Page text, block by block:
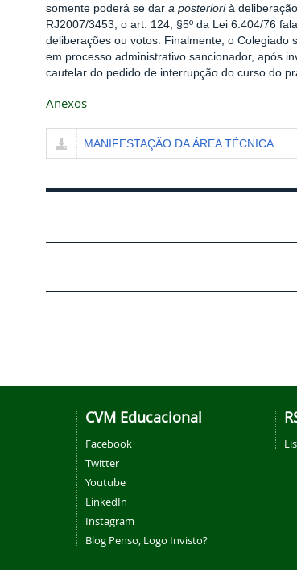
somente poderá se dar a posteriorià
RJ2007/3453, o art. 124, §5º da Lei 6.404/76
deliberações ou votos. Finalmente, o Colegiado
em processo administrativo sancionador, após
cautelar do pedido de interrupção do curso do
Anexos
MANIFESTAÇÃO DA ÁREA TÉCNICA
CVM Educacional
Facebook
Twitter
Youtube
LinkedIn
Instagram
Blog Penso, Logo Invisto?